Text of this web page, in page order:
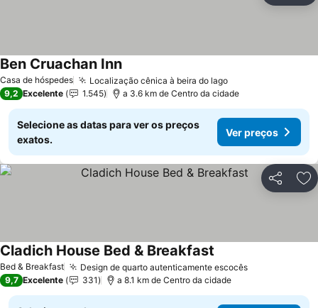
Casa de hóspedes Localização cênica à beira do lagoVer preços
Ben Cruachan InnVer preços
9,2 Excelente 1.545 a 3.6 km de Centro da cidade
Selecione as datas para ver os preços
exatos.
Ver preços
Partilhar
Bed & Breakfast Design de quarto autenticamente escocêsVer preços
Cladich House Bed & Breakfast
9,7 Excelente 331 a 8.1 km de Centro da cidade